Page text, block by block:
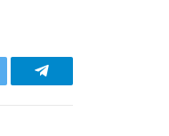
Telegram